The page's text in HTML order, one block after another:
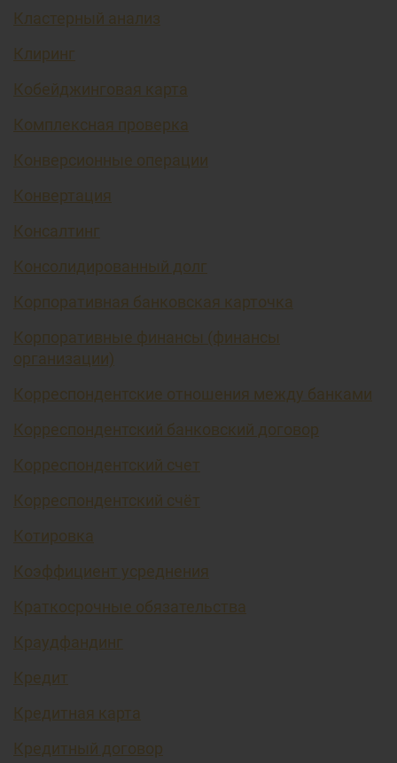
Кластерный анализ
Клиринг
Кобейджинговая карта
Комплексная проверка
Конверсионные операции
Конвертация
Консалтинг
Консолидированный долг
Корпоративная банковская карточка
Корпоративные финансы (финансы
организации)
Корреспондентские отношения между банками
Корреспондентский банковский договор
Корреспондентский счет
Корреспондентский счёт
Котировка
Коэффициент усреднения
Краткосрочные обязательства
Краудфандинг
Кредит
Кредитная карта
Кредитный договор